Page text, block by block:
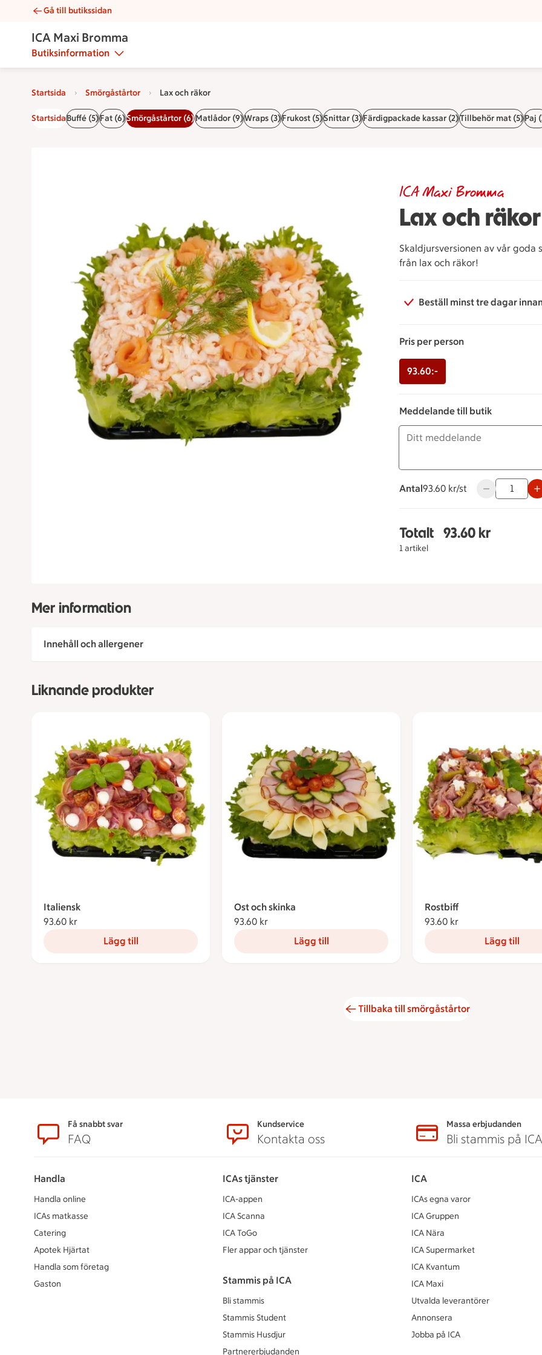
Lax och räkor | Catering ICA Maxi Bromma
Gå till butikssidan
ICA Maxi Bromma
Butiksinformation
Startsida Smörgåstårtor Lax och räkor
StartsidaBuffé (5)Fat (6)Smörgåstårtor (6)Matlådor (9)Wraps (3)Frukost (5)Snittar (3)Färdigpackade kassar (2)Tillbehör mat (5)Paj
Lax och räkor
ICA Maxi Bromma
Skaldjursversionen av vår
från lax och räkor!
Beställ minst tre dagar
Pris per person
93.60:-
Meddelande till butik
Antal
93.60 kronor styck
93.60 kr/st Använd
Totalt
1 artikel
Totalt 1 stycken Lax
93.60 kr
Mer information
Innehåll och allergener
Liknande produkter
Italiensk
93.60 kr
Lägg till
Ost och skinka
93.60 kr
Lägg till
Rostbiff
93.60 kr
Lägg till
Tillbaka till smörgåstårtor
SidfotFå snabbt svar
FAQ
Kundservice
Kontakta oss
Massa erbjudanden
Bli stammis på ICA
Handla
Handla online
ICAs matkasse
Catering
Apotek Hjärtat
Handla som företag
Gaston
ICAs tjänster
ICA-appen
ICA Scanna
ICA ToGo
Fler appar och tjänster
Stammis på ICA
Bli stammis
Stammis Student
Stammis Husdjur
Partnererbjudanden
ICA
ICAs egna varor
ICA Gruppen
ICA Nära
ICA Supermarket
ICA Kvantum
ICA Maxi
Utvalda leverantörer
Annonsera
Jobba på ICA